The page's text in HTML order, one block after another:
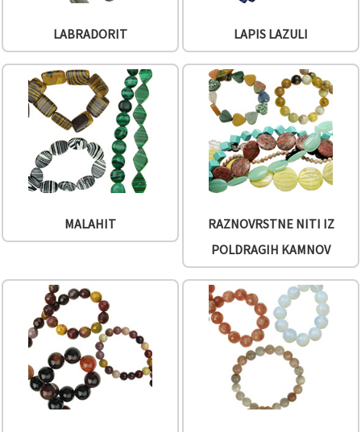
LABRADORIT LAPIS LAZULI
MALAHIT
RAZNOVRSTNE NITI IZ
POLDRAGIH KAMNOV